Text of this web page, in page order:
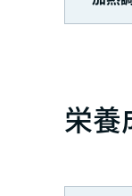
栄養